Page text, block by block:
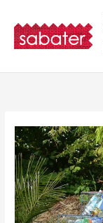
contenido